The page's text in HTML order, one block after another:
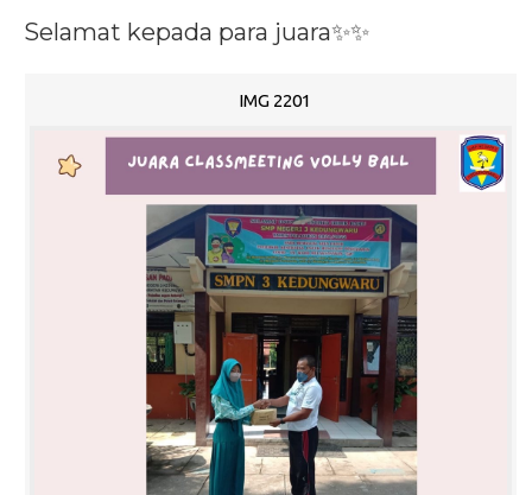
Selamat kepada para juara✨✨
IMG 2201